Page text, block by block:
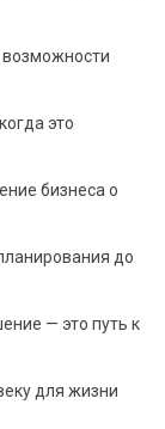
это
бизнеса о
до
— это путь к
для жизни